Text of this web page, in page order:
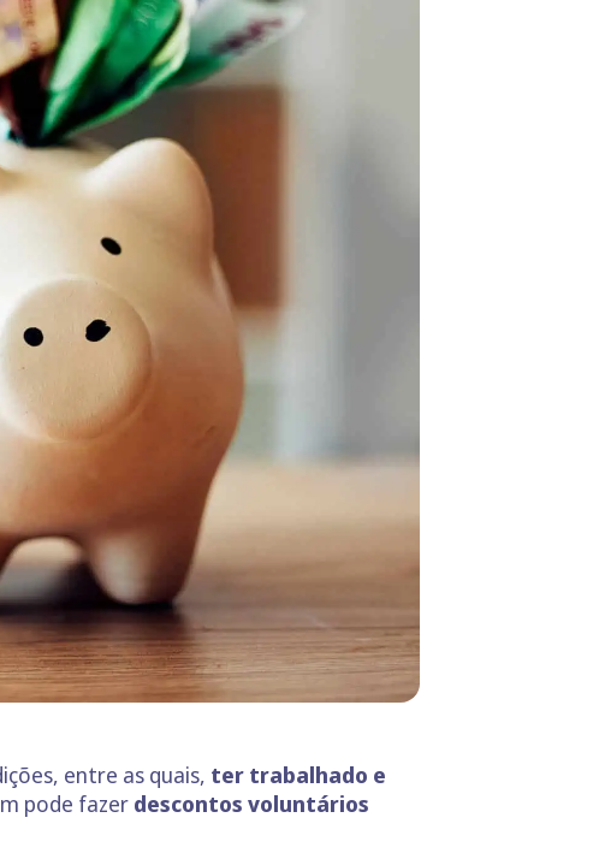
entre as quais, ter trabalhado e
pode fazer descontos voluntários